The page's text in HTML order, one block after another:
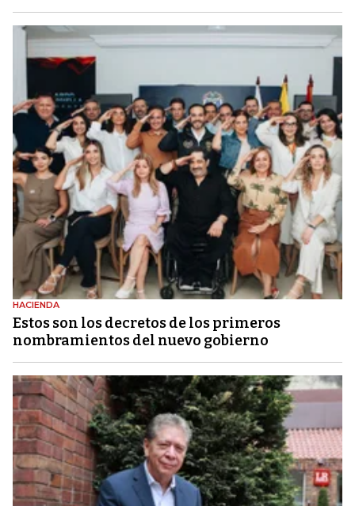
HACIENDA
Estos son los decretos de los primeros
nombramientos del nuevo gobierno